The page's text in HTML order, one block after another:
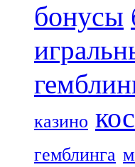
бонусы
казино
гемблинга